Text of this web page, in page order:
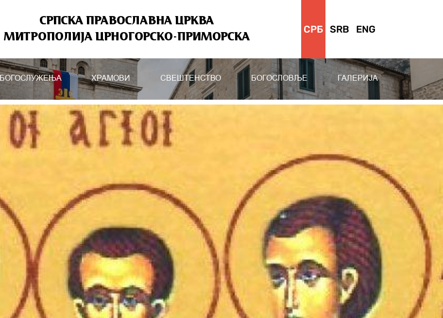
СРПСКА ПРАВОСЛАВНА ЦРКВА
МИТРОПОЛИЈА ЦРНОГОРСКО-ПРИМОРСКА
СРБ SRB ENG
БОГОСЛУЖЕЊА ХРАМОВИ СВЕШТЕНСТВО БОГОСЛОВЉЕ ГАЛЕРИЈА